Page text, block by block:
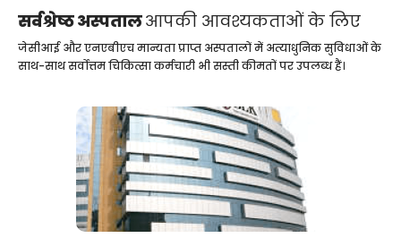
सर्वश्रेष्ठ अस्पतालआपकी आवश्यकताओं के लिए
जेसीआई और एनएबीएच मान्यता प्राप्त अस्पतालों में अत्याधुनिक सुविधाओं के
साथ-साथ सर्वोत्तम चिकित्सा कर्मचारी भी सस्ती कीमतों पर उपलब्ध हैं।